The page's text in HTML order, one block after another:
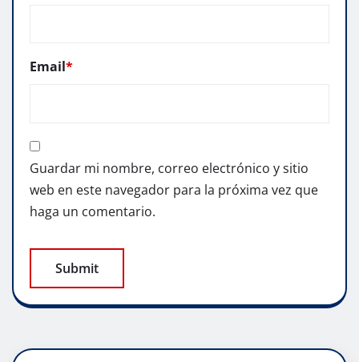
Email*
Guardar mi nombre, correo electrónico y sitio
web en este navegador para la próxima vez que
haga un comentario.